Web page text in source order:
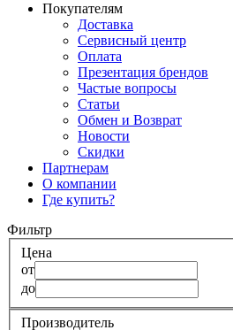
Покупателям
Доставка
Сервисный центр
Оплата
Презентация брендов
Частые вопросы
Статьи
Обмен и Возврат
Новости
Скидки
Партнерам
О компании
Где купить?
Фильтр
Цена
от
до
Производитель